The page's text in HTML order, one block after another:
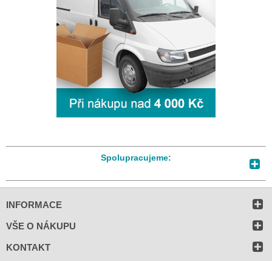
Spolupracujeme:
INFORMACE
VŠE O NÁKUPU
KONTAKT